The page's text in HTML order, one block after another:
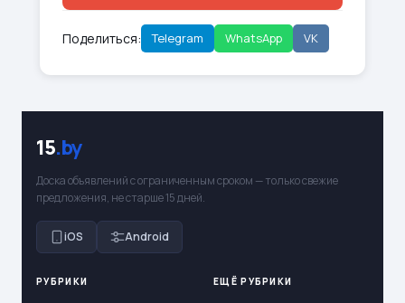
Поделиться: Telegram WhatsApp VK
15.by
Доска объявлений с ограниченным сроком — только свежие
предложения, не старше 15 дней.
iOS Android
РУБРИКИ ЕЩЁ РУБРИКИ